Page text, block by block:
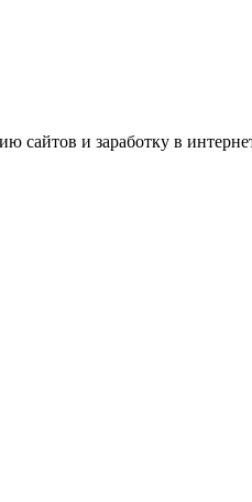
сайтов и заработку в